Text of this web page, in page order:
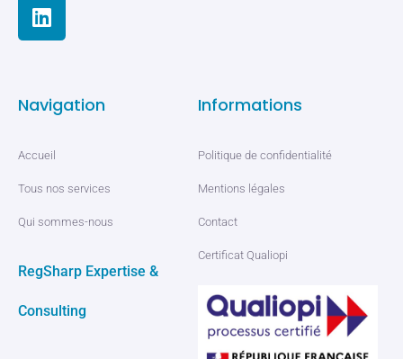
Navigation
Accueil
Tous nos services
Qui sommes-nous
RegSharp Expertise &
Consulting
Informations
Politique de confidentialité
Mentions légales
Contact
Certificat Qualiopi